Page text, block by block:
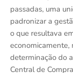
passadas, uma
padronizar a
o que resultava
economicamente,
determinação do
Central de